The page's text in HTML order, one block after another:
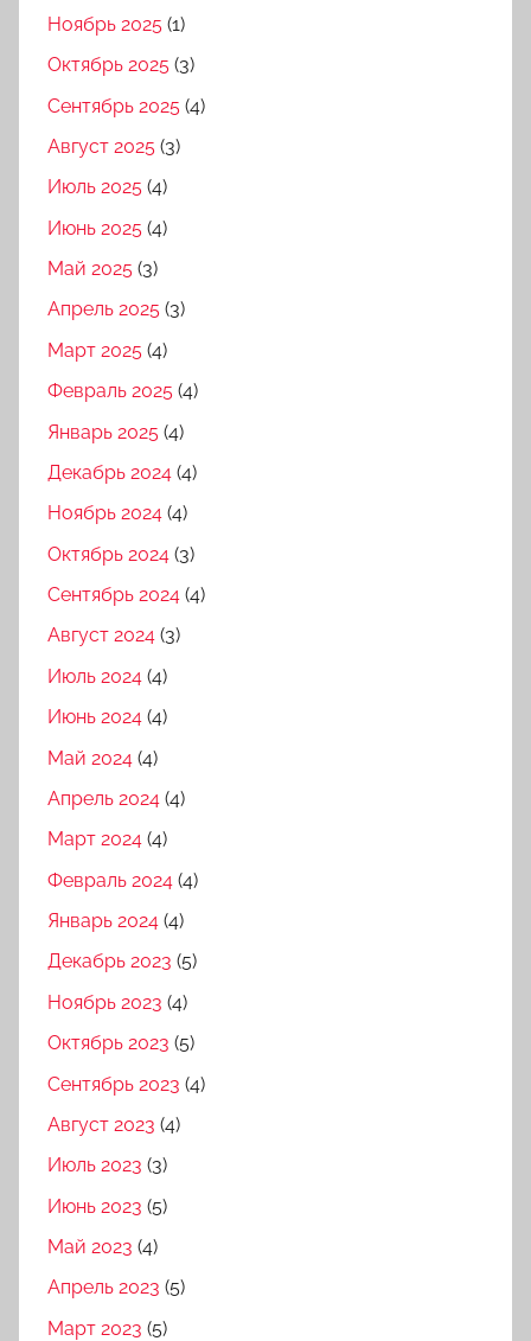
Ноябрь 2025 (1)
Октябрь 2025 (3)
Сентябрь 2025 (4)
Август 2025 (3)
Июль 2025 (4)
Июнь 2025 (4)
Май 2025 (3)
Апрель 2025 (3)
Март 2025 (4)
Февраль 2025 (4)
Январь 2025 (4)
Декабрь 2024 (4)
Ноябрь 2024 (4)
Октябрь 2024 (3)
Сентябрь 2024 (4)
Август 2024 (3)
Июль 2024 (4)
Июнь 2024 (4)
Май 2024 (4)
Апрель 2024 (4)
Март 2024 (4)
Февраль 2024 (4)
Январь 2024 (4)
Декабрь 2023 (5)
Ноябрь 2023 (4)
Октябрь 2023 (5)
Сентябрь 2023 (4)
Август 2023 (4)
Июль 2023 (3)
Июнь 2023 (5)
Май 2023 (4)
Апрель 2023 (5)
Март 2023 (5)